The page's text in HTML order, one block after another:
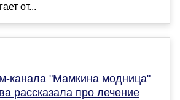
от...
канала "Мамкина модница"
рассказала про лечение